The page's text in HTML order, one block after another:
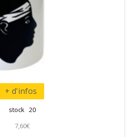
+ d'infos
stock 20
7,60€